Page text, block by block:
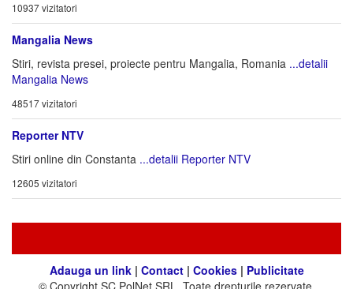
10937 vizitatori
Mangalia News
Stiri, revista presei, proiecte pentru Mangalia, Romania ...detalii
Mangalia News
48517 vizitatori
Reporter NTV
Stiri online din Constanta ...detalii Reporter NTV
12605 vizitatori
Adauga un link| Contact| Cookies| Publicitate
© Copyright SC PolNet SRL. Toate drepturile rezervate.